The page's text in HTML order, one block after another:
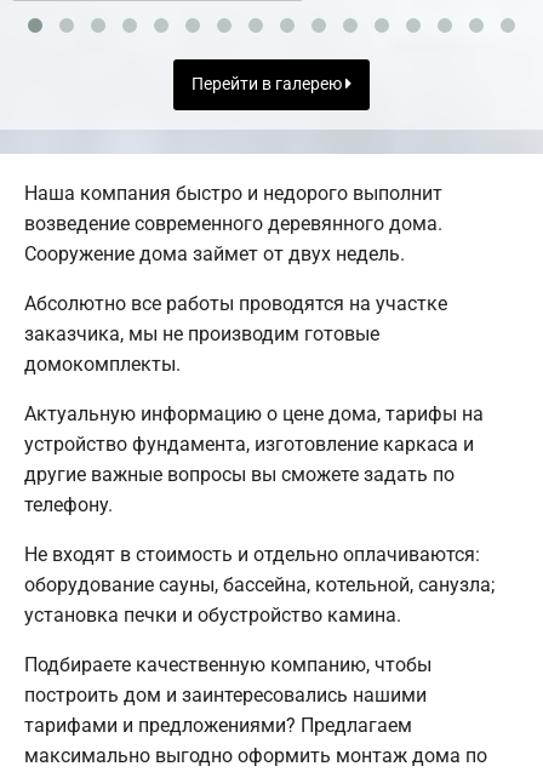
Перейти в галерею
Наша компания быстро и недорого выполнит
возведение современного деревянного дома.
Сооружение дома займет от двух недель.
Абсолютно все работы проводятся на участке
заказчика, мы не производим готовые
домокомплекты.
Актуальную информацию о цене дома, тарифы на
устройство фундамента, изготовление каркаса и
другие важные вопросы вы сможете задать по
телефону.
Не входят в стоимость и отдельно оплачиваются:
оборудование сауны, бассейна, котельной, санузла;
установка печки и обустройство камина.
Подбираете качественную компанию, чтобы
построить дом и заинтересовались нашими
тарифами и предложениями? Предлагаем
максимально выгодно оформить монтаж дома по